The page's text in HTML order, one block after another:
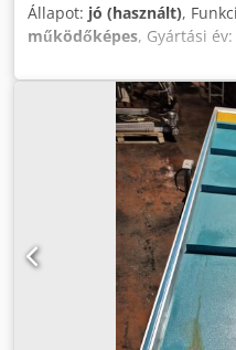
Állapot: jó (használt),
működőképes, Gyártási év:
szélesség: 400 - 1600 mm
1580 mm Szalagvastagság:
220 mm Tengely
Elektromos
Hidraulikus feszítőanyák